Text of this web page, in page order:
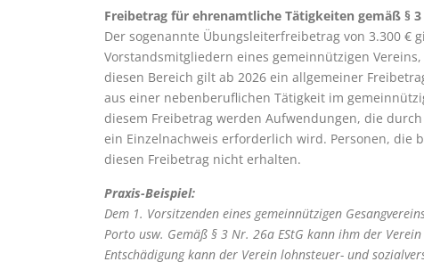
Freibetrag für ehrenamtliche Tätigkeiten gemäß § 3
Der sogenannte Übungsleiterfreibetrag von 3.300
Vorstandsmitgliedern eines gemeinnützigen
diesen Bereich gilt ab 2026 ein allgemeiner
aus einer nebenberuflichen Tätigkeit im
diesem Freibetrag werden Aufwendungen, die
ein Einzelnachweis erforderlich wird. Personen, die
diesen Freibetrag nicht erhalten.
Praxis-Beispiel:
Dem 1. Vorsitzenden eines gemeinnützigen
Porto usw. Gemäß § 3 Nr. 26a EStG kann ihm der
Entschädigung kann der Verein lohnsteuer- und